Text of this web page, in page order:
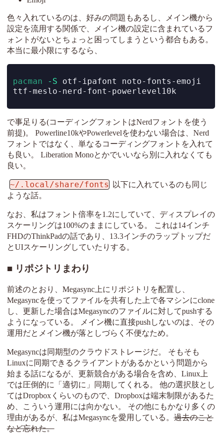
色々入れているのは、好みの問題もあるし、メイン機から
設定を流用する関係で、メイン機の設定に含まれているフ
ォントがないとちょっと困ってしまうという都合もある。
本当に最小限にするなら、
pacman -S otf-ipafont noto-fonts-emoji
ttf-meslo-nerd-font-powerlevel10k
で事足りる(コーディングフォントはNerdフォントを使う
前提)。 Powerline10kやPowerlevelを使わない場合は、Nerd
フォントではなく、単なるコーディングフォントを入れて
も良い。 Liberation Monoとかでいいなら別に入れなくても
良い。
~/.local/share/fonts 以下に入れているのも同じ
ような話。
なお、私はフォント倍率を1.2にしていて、ディスプレイの
スケーリングは100%のままにしている。 これは14インチ
FHDのThinkPadの話であり、13.3インチのラップトップだ
とUIスケーリングしていたりする。
リポジトリまわり
前述のとおり、Megasync上にリポジトリを配置し、
Megasyncを使ってファイルを共有した上で各マシンにclone
し、更新した場合はMegasyncのファイルに対してpushする
ようになっている。 メイン機に直接pushしないのは、その
運用だとメイン機が落としづらく不便なため。
Megasyncは同期型のクラウドストレージだ。 そもそも
Linuxに同期できるクライアントがあるかという問題から
始まる話になるが、更新競合がある場合を含め、Linux上
では圧倒的に「適切に」同期してくれる。 他の選択肢とし
てはDropboxくらいのもので、Dropboxは端末制限があるた
め、こういう運用には向かない。 その他にもかなり多くの
理由があるが、私はMegasyncを愛用している。過去のこと
など忘れた。